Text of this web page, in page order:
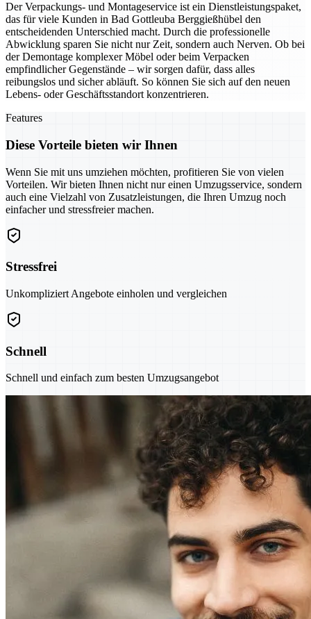
Der Verpackungs- und Montageservice ist ein Dienstleistungspaket,
das für viele Kunden in Bad Gottleuba Berggießhübel den
entscheidenden Unterschied macht. Durch die professionelle
Abwicklung sparen Sie nicht nur Zeit, sondern auch Nerven. Ob bei
der Demontage komplexer Möbel oder beim Verpacken
empfindlicher Gegenstände – wir sorgen dafür, dass alles
reibungslos und sicher abläuft. So können Sie sich auf den neuen
Lebens- oder Geschäftsstandort konzentrieren.
Features
Diese Vorteile bieten wir Ihnen
Wenn Sie mit uns umziehen möchten, profitieren Sie von vielen
Vorteilen. Wir bieten Ihnen nicht nur einen Umzugsservice, sondern
auch eine Vielzahl von Zusatzleistungen, die Ihren Umzug noch
einfacher und stressfreier machen.
Stressfrei
Unkompliziert Angebote einholen und vergleichen
Schnell
Schnell und einfach zum besten Umzugsangebot